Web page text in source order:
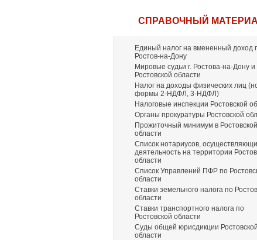
СПРАВОЧНЫЙ
Единый налог на вмененный доход
Ростов-на-Дону
Мировые судьи г. Ростова-на-Дону и
Ростовской области
Налог на доходы физических лиц
формы 2-НДФЛ, 3-НДФЛ)
Налоговые инспекции Ростовской
Органы прокуратуры Ростовской
Прожиточный минимум в Ростовской
области
Список нотариусов,
деятельность на территории
области
Список Управлений ПФР по
области
Ставки земельного налога по
области
Ставки транспортного налога по
Ростовской области
Суды общей юрисдикции Ростовской
области